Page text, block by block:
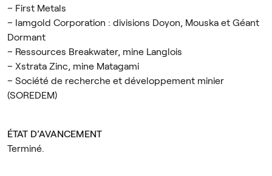
– First Metals
– Iamgold Corporation : divisions Doyon, Mouska et Géant
Dormant
– Ressources Breakwater, mine Langlois
– Xstrata Zinc, mine Matagami
– Société de recherche et développement minier
(SOREDEM)
ÉTAT D’AVANCEMENT
Terminé.